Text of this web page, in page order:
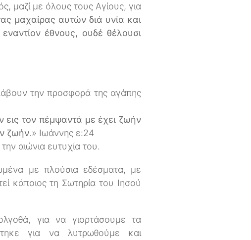
μαζί με όλους τους Αγίους, για
μαχαίρας αυτών διά υνία και
έθνους, ουδέ θέλουσι
την προσφορά της αγάπης
τον πέμψαντά με έχει ζωήν
ζωήν.» Ιωάννης ε:24
αιώνια ευτυχία του.
με πλούσια εδέσματα, με
κάποιος τη Σωτηρία του Ιησού
για να γιορτάσουμε τα
για να λυτρωθούμε και